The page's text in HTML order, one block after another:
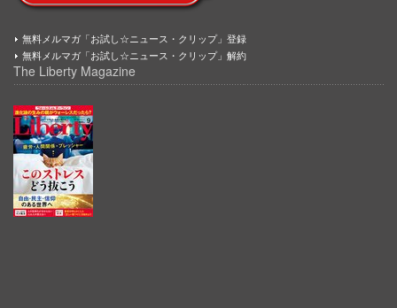
無料メルマガ「お試し☆ニュース・クリップ」登録
無料メルマガ「お試し☆ニュース・クリップ」解約
The Liberty Magazine